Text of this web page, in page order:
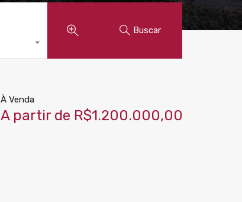
Buscar
À Venda
A partir de R$1.200.000,00